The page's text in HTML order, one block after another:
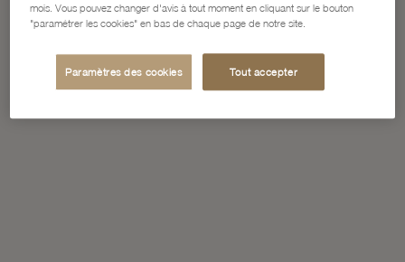
mois. Vous pouvez changer d'avis à tout moment en cliquant sur le bouton
"paramétrer les cookies" en bas de chaque page de notre site.
Paramètres des cookies Tout accepter